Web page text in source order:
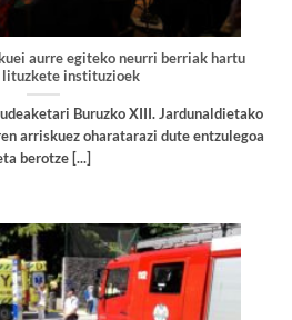
aurre egiteko neurri berriak hartu
lituzkete instituzioek
Buruzko XIII. Jardunaldietako
arriskuez oharatarazi dute entzulegoa
berotze [...]